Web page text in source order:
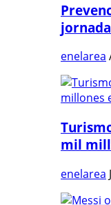
enelarea
mil
enelarea